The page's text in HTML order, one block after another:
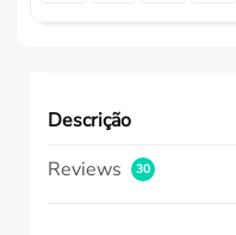
Descrição
Reviews
30